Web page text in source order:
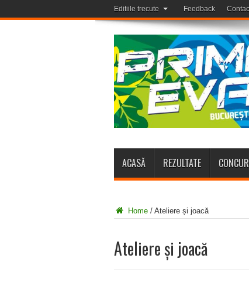
Editiile trecute Feedback
ACASĂ REZULTATE
Home / Ateliere și joacă
Ateliere și joacă